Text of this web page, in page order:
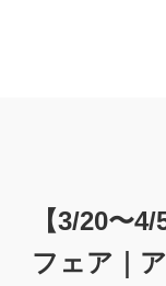
【3/20〜
フェア｜